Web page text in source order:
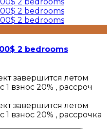
2 bedrooms
завершится летом
взнос 20% , рассроч
завершится летом
взнос 20% , рассрочка